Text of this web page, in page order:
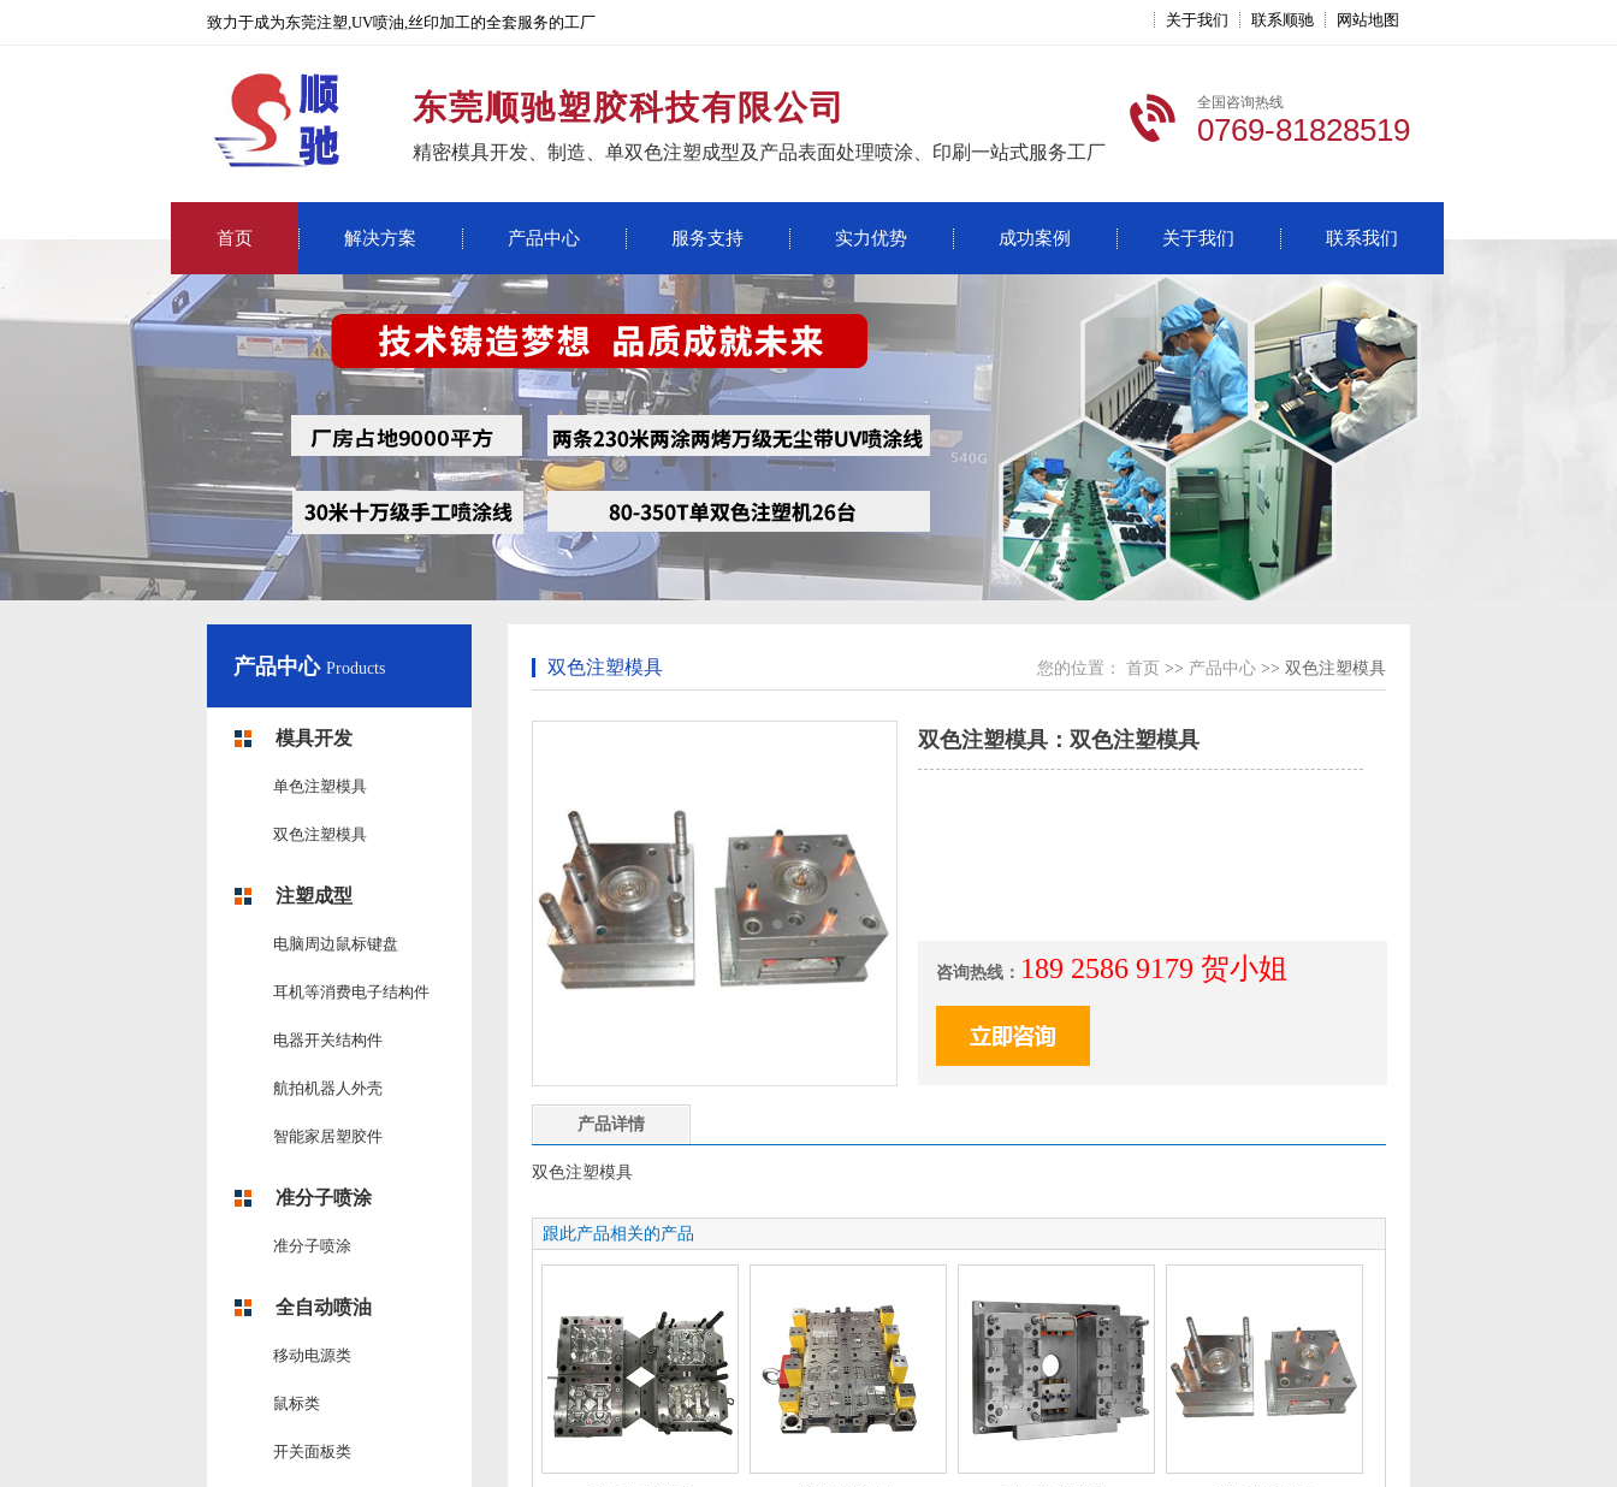
致力于成为东莞注塑,UV喷油,丝印加工的全套服务的工厂 关于我们 联系顺驰 网站地图
东莞顺驰塑胶科技有限公司
精密模具开发、制造、单双色注塑成型及产品表面处理喷涂、印刷一站式服务工厂
全国咨询热线
0769-81828519
首页 解决方案 产品中心 服务支持 实力优势 成功案例 关于我们 联系我们
产品中心 Products
模具开发
单色注塑模具
双色注塑模具
注塑成型
电脑周边鼠标键盘
耳机等消费电子结构件
电器开关结构件
航拍机器人外壳
智能家居塑胶件
准分子喷涂
准分子喷涂
全自动喷油
移动电源类
鼠标类
开关面板类
双色注塑模具 您的位置： 首页 >> 产品中心 >> 双色注塑模具
双色注塑模具：双色注塑模具
咨询热线： 189 2586 9179 贺小姐
产品详情
双色注塑模具
跟此产品相关的产品